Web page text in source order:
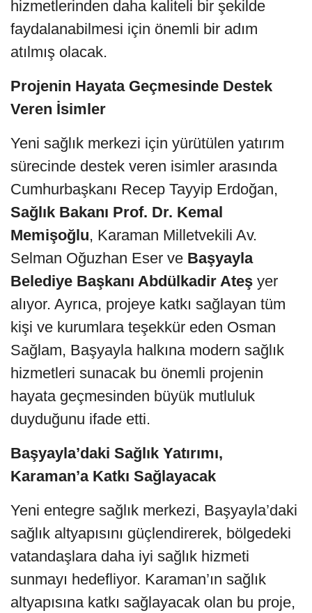
hizmetlerinden daha kaliteli bir şekilde
faydalanabilmesi için önemli bir adım
atılmış olacak.
Projenin Hayata Geçmesinde Destek
Veren İsimler
Yeni sağlık merkezi için yürütülen yatırım
sürecinde destek veren isimler arasında
Cumhurbaşkanı Recep Tayyip Erdoğan,
Sağlık Bakanı Prof. Dr. Kemal
Memişoğlu, Karaman Milletvekili Av.
Selman Oğuzhan Eser ve Başyayla
Belediye Başkanı Abdülkadir Ateş yer
alıyor. Ayrıca, projeye katkı sağlayan tüm
kişi ve kurumlara teşekkür eden Osman
Sağlam, Başyayla halkına modern sağlık
hizmetleri sunacak bu önemli projenin
hayata geçmesinden büyük mutluluk
duyduğunu ifade etti.
Başyayla’daki Sağlık Yatırımı,
Karaman’a Katkı Sağlayacak
Yeni entegre sağlık merkezi, Başyayla’daki
sağlık altyapısını güçlendirerek, bölgedeki
vatandaşlara daha iyi sağlık hizmeti
sunmayı hedefliyor. Karaman’ın sağlık
altyapısına katkı sağlayacak olan bu proje,